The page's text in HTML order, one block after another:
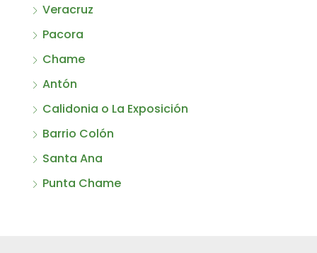
Veracruz
Pacora
Chame
Antón
Calidonia o La Exposición
Barrio Colón
Santa Ana
Punta Chame